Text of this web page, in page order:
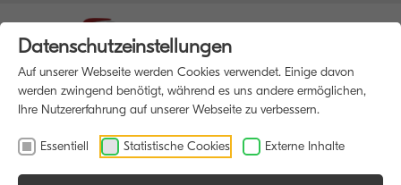
Datenschutzeinstellungen
Auf unserer Webseite werden Cookies verwendet. Einige davon
werden zwingend benötigt, während es uns andere ermöglichen,
Ihre Nutzererfahrung auf unserer Webseite zu verbessern.
Essentiell Statistische Cookies Externe Inhalte